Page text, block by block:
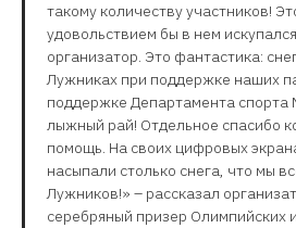
такому количеству участников!
удовольствием бы в нем
организатор. Это фантастика:
Лужниках при поддержке наших
поддержке Департамента спорта
лыжный рай! Отдельное спасибо
помощь. На своих цифровых
насыпали столько снега, что мы
Лужников!» – рассказал
серебряный призер Олимпийских